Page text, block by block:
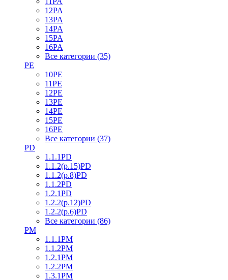
12PA
13PA
14PA
15PA
16PA
Все категории (35)
PE
10PE
11PE
12PE
13PE
14PE
15PE
16PE
Все категории (37)
PD
1.1.1PD
1.1.2(р.15)PD
1.1.2(р.8)PD
1.1.2PD
1.2.1PD
1.2.2(р.12)PD
1.2.2(р.6)PD
Все категории (86)
PM
1.1.1PM
1.1.2PM
1.2.1PM
1.2.2PM
1.3.1PM